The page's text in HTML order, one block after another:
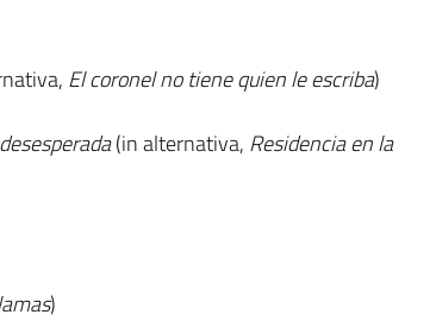
El coronel no tiene quien le escriba)
(in alternativa, Residencia en la
)